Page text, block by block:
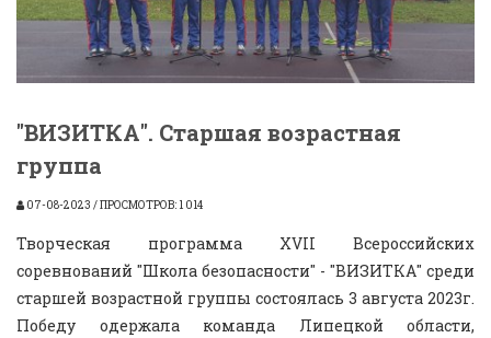
"ВИЗИТКА". Старшая возрастная
группа
07-08-2023 / ПРОСМОТРОВ: 1 014
Творческая программа XVII Всероссийских
соревнований "Школа безопасности" - "ВИЗИТКА" среди
старшей возрастной группы состоялась 3 августа 2023г.
Победу одержала команда Липецкой области,